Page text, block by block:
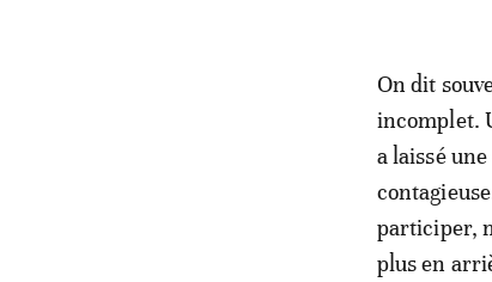
On dit
incomplet.
a laissé
participer,
plus en